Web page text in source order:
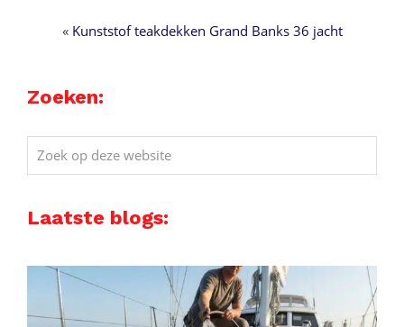
« Kunststof teakdekken Grand Banks 36 jacht
Zoeken:
Zoek
op
website
Laatste blogs: